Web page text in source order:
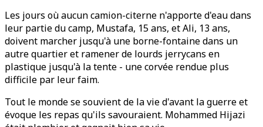
Les jours où aucun camion-citerne n'apporte d'eau dans
leur partie du camp, Mustafa, 15 ans, et Ali, 13 ans,
doivent marcher jusqu'à une borne-fontaine dans un
autre quartier et ramener de lourds jerrycans en
plastique jusqu'à la tente - une corvée rendue plus
difficile par leur faim.
Tout le monde se souvient de la vie d'avant la guerre et
évoque les repas qu'ils savouraient. Mohammed Hijazi